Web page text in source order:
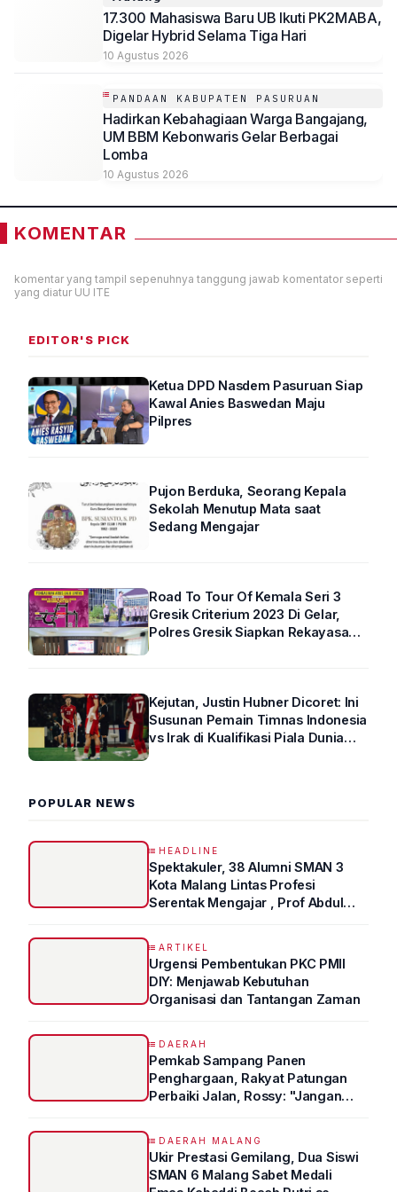
17.300 Mahasiswa Baru UB Ikuti PK2MABA,
Digelar Hybrid Selama Tiga Hari
10 Agustus 2026
PANDAAN KABUPATEN PASURUAN
Hadirkan Kebahagiaan Warga Bangajang,
UM BBM Kebonwaris Gelar Berbagai
Lomba
10 Agustus 2026
KOMENTAR
komentar yang tampil sepenuhnya tanggung jawab komentator seperti
yang diatur UU ITE
EDITOR'S PICK
Ketua DPD Nasdem Pasuruan Siap
Kawal Anies Baswedan Maju
Pilpres
Pujon Berduka, Seorang Kepala
Sekolah Menutup Mata saat
Sedang Mengajar
Road To Tour Of Kemala Seri 3
Gresik Criterium 2023 Di Gelar,
Polres Gresik Siapkan Rekayasa
Kejutan, Justin Hubner Dicoret: Ini
Susunan Pemain Timnas Indonesia
vs Irak di Kualifikasi Piala Dunia
POPULAR NEWS
HEADLINE
Spektakuler, 38 Alumni SMAN 3
Kota Malang Lintas Profesi
Serentak Mengajar , Prof Abdul
ARTIKEL
Urgensi Pembentukan PKC PMII
DIY: Menjawab Kebutuhan
Organisasi dan Tantangan Zaman
DAERAH
Pemkab Sampang Panen
Penghargaan, Rakyat Patungan
Perbaiki Jalan, Rossy: "Jangan
DAERAH MALANG
Ukir Prestasi Gemilang, Dua Siswi
SMAN 6 Malang Sabet Medali